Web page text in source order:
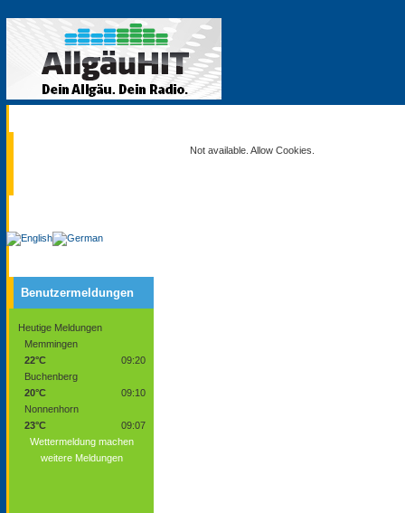
Benutzermeldungen
Heutige Meldungen
Memmingen
22°C
09:20
Buchenberg
20°C
09:10
Nonnenhorn
23°C
09:07
Wettermeldung machen
weitere Meldungen
Not available. Allow Cookies.